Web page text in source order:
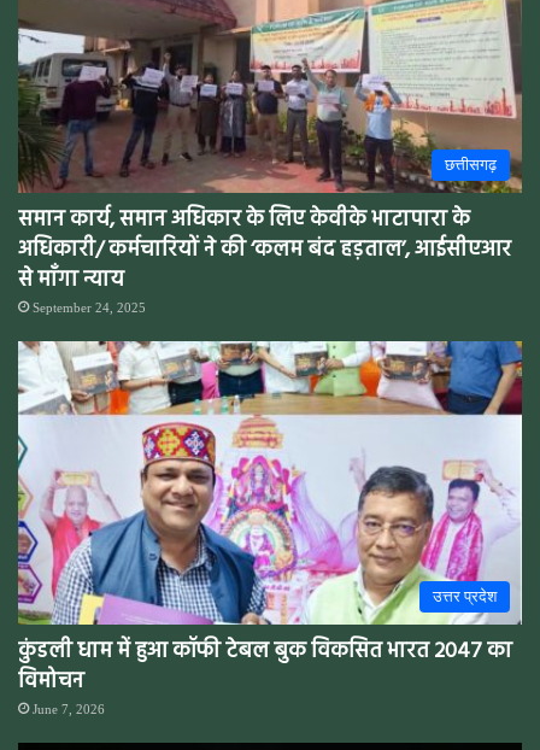
छत्तीसगढ़
समान कार्य, समान अधिकार के लिए केवीके भाटापारा के
अधिकारी/ कर्मचारियों ने की ‘कलम बंद हड़ताल’, आईसीएआर
से माँगा न्याय
September 24, 2025
उत्तर प्रदेश
कुंडली धाम में हुआ कॉफी टेबल बुक विकसित भारत 2047 का
विमोचन
June 7, 2026